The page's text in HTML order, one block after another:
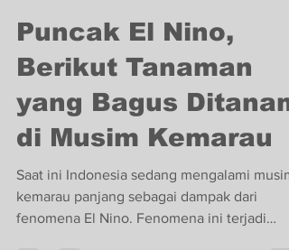
Sep 22, 2023
2 min read
Puncak El Nino,
Berikut Tanaman
yang Bagus Ditanam
di Musim Kemarau